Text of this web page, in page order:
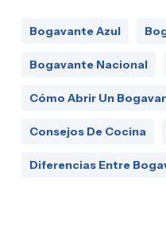
Bogavante Azul
Bogavante Nacional
Cómo Abrir Un
Consejos De Cocina
Diferencias Entre